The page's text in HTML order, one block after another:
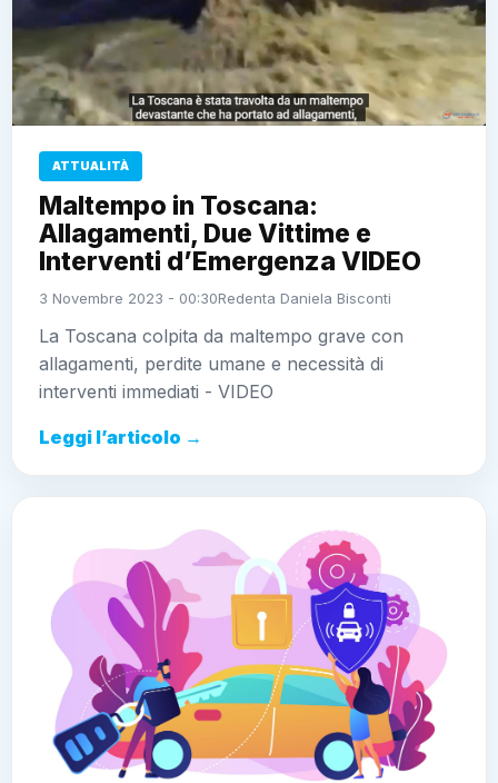
ATTUALITÀ
Maltempo in Toscana:
Allagamenti, Due Vittime e
Interventi d’Emergenza VIDEO
3 Novembre 2023 - 00:30Redenta Daniela Bisconti
La Toscana colpita da maltempo grave con
allagamenti, perdite umane e necessità di
interventi immediati - VIDEO
Leggi l’articolo →